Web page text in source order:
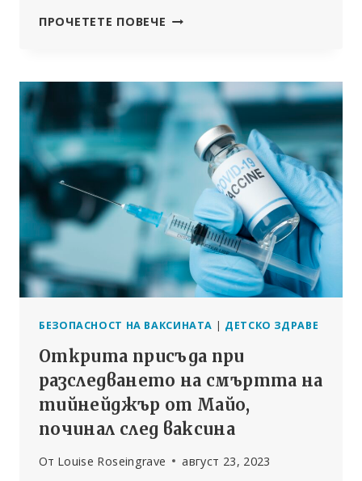
ПРОЧЕТЕТЕ ПОВЕЧЕ ПРОФЕСОР
СЕ
ЗАЩИТЯТ
ДРУГИТЕ?
БЕЗОПАСНОСТ НА ВАКСИНАТА | ДЕТСКО ЗДРАВЕ
Открита присъда при
разследването на смъртта на
тийнейджър от Майо,
починал след ваксина
От Louise Roseingrave август 23, 2023